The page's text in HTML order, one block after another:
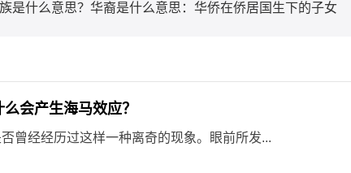
是什么意思？华裔是什么意思：华侨在侨居国生下的子女
会产生海马效应？
曾经经历过这样一种离奇的现象。眼前所发...